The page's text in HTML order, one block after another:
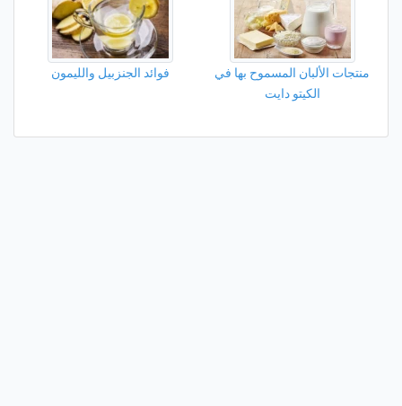
منتجات الألبان المسموح بها في
الكيتو دايت
فوائد الجنزبيل والليمون